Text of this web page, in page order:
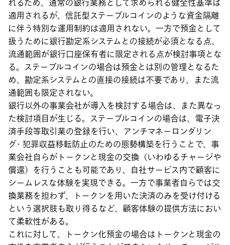
れるため、通常の銀行業務として求められる健全性基準は
適用されるが、信託型ステーブルコインのような資金隔離
に伴う特別な運用制約は適用されない。一方で預金として
扱うために銀行勘定系システムとの接続が必須となる点、
流通範囲が銀行口座保有者に限定される点が検討事項とな
る。ステーブルコインの場合は預金とは別の管理となるた
め、勘定系システムとの直接の接続は不要であり、また流
通範囲も限定されない。
銀行以外の事業会社が導入を検討する場合は、また異なっ
た検討項目が生じる。ステーブルコインの場合は、電子決
済手段等取引業の登録を行い、アンチマネーロンダリン
グ・犯罪収益移転防止のための態勢構築を行うことで、事
業会社自らがトークンと現金の交換（いわゆるチャージや
償還）を行うことも可能であり、自社サービス内で顧客に
シームレスな体験を実現できる。一方で事業者自らでは交
換業務を担わず、トークンを用いた決済のみを受け付ける
という選択肢も取り得るなど、顧客体験の提供方法におい
て柔軟性がある。
これに対して、トークン化預金の場合はトークンと現金の